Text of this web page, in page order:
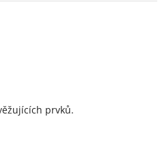
prvků.